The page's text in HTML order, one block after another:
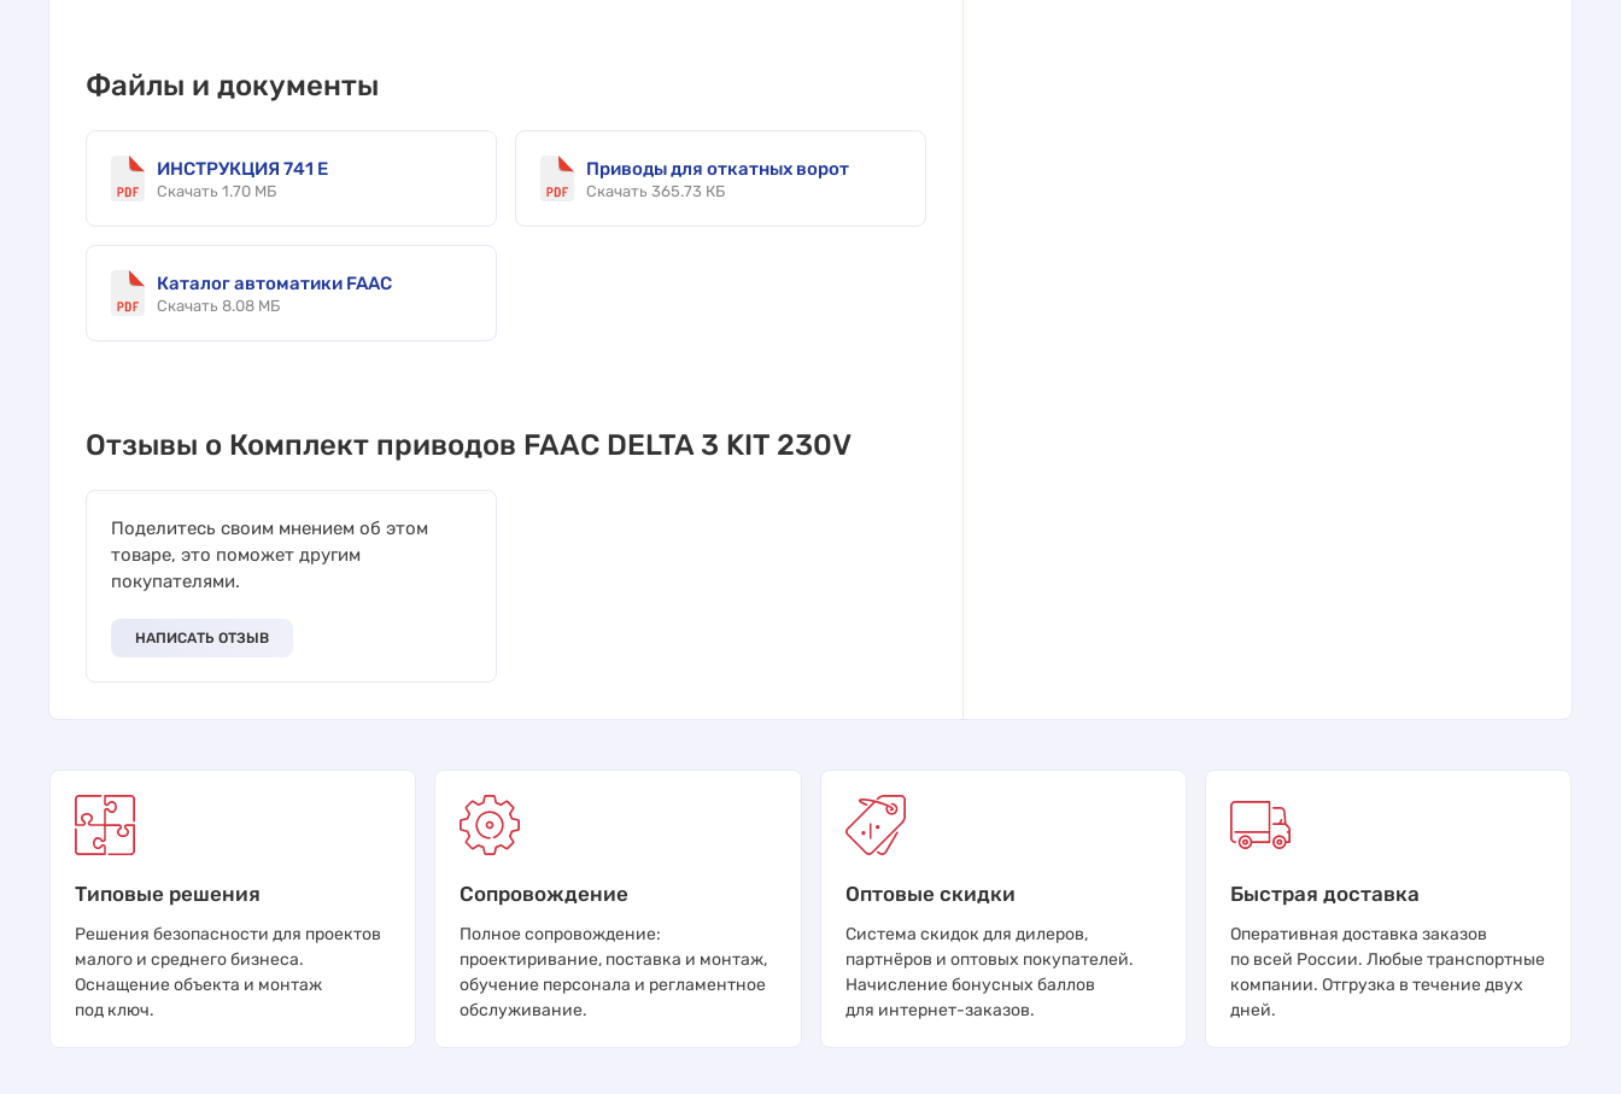
Файлы и документы
ИНСТРУКЦИЯ 741 E
Скачать 1.70 МБ
Приводы для откатных ворот
Скачать 365.73 КБ
Каталог автоматики FAAC
Скачать 8.08 МБ
Отзывы о Комплект приводов FAAC DELTA 3 KIT 230V
Поделитесь своим мнением об этом
товаре, это поможет другим
покупателями.
НАПИСАТЬ ОТЗЫВ
Типовые решения
Решения безопасности для проектов
малого и среднего бизнеса.
Оснащение объекта и монтаж
под ключ.
Сопровождение
Полное сопровождение:
проектиривание, поставка и монтаж,
обучение персонала и регламентное
обслуживание.
Оптовые скидки
Система скидок для дилеров,
партнёров и оптовых покупателей.
Начисление бонусных баллов
для интернет-заказов.
Быстрая доставка
Оперативная доставка заказов
по всей России. Любые транспортные
компании. Отгрузка в течение двух
дней.